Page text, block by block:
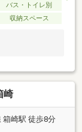
バス・トイレ別
収納スペース
崎
箱崎駅 徒歩8分